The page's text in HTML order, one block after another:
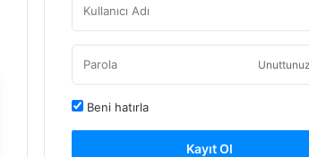
Beni hatırla
Kayıt Ol